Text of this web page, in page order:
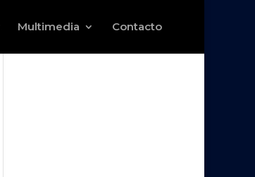
Multimedia Contacto